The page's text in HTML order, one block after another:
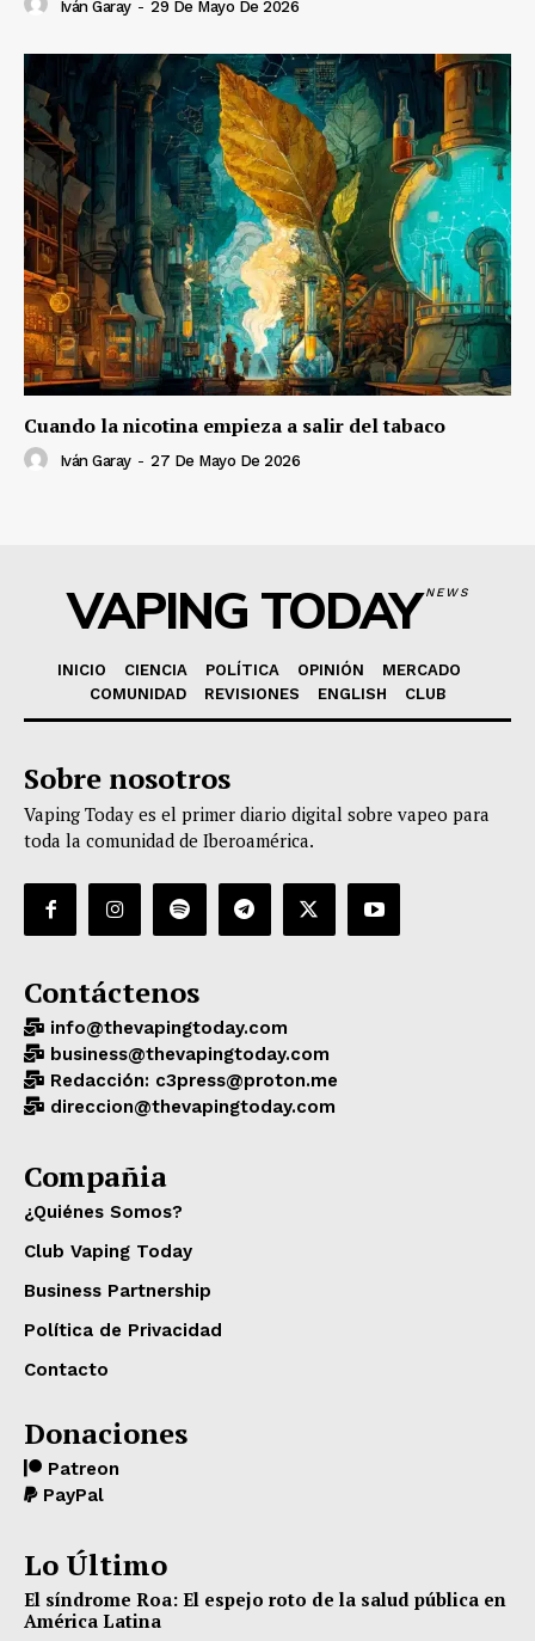
Iván Garay - 29 De Mayo De 2026
Cuando la nicotina empieza a salir del tabaco
Iván Garay - 27 De Mayo De 2026
VAPING TODAYNEWS
INICIO CIENCIA POLÍTICA OPINIÓN
MERCADO
COMUNIDAD
REVISIONES ENGLISH CLUB
Sobre nosotros
Vaping Today es el primer diario digital sobre vapeo para
toda la comunidad de Iberoamérica.
Contáctenos
info@thevapingtoday.com
business@thevapingtoday.com
Redacción: c3press@proton.me
direccion@thevapingtoday.com
Compañia
¿Quiénes Somos?
Club Vaping Today
Business Partnership
Política de Privacidad
Contacto
Donaciones
Patreon
PayPal
Lo Último
El síndrome Roa: El espejo roto de la salud pública en
América Latina